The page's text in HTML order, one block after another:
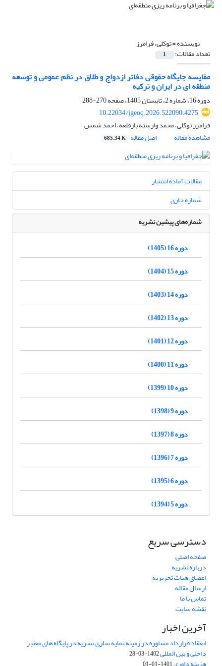
نویسنده =توکلی، فرامرز
تعداد مقالات: 1
مقایسه جایگاه حقوقی دفاتر ازدواج و طلاق در نظم عمومی و توسعه
منطقه ای در ایران و ترکیه
دوره 16، شماره 2، تابستان 1405، صفحه
270-288
10.22034/jgeoq.2026.522090.4275
فرامرز توکلی، محمد وارسته بازقلعه، احمد شمس
مشاهده مقاله
اصل مقاله 685.34 K
مقالات آماده انتشار
شماره جاری
شماره‌های پیشین نشریه
دوره 16 (1405)
دوره 15 (1404)
دوره 14 (1403)
دوره 13 (1402)
دوره 12 (1401)
دوره 11 (1400)
دوره 10 (1399)
دوره 9 (1398)
دوره 8 (1397)
دوره 7 (1396)
دوره 6 (1395)
دوره 5 (1394)
دسترسی سریع
صفحه اصلی
درباره نشریه
اعضای هیات تحریریه
ارسال مقاله
تماس با ما
نقشه سایت
آخرین اخبار
انعقاد قرارداد مشاوره در زمینه نمایه سازی نشریه در پایگاه های معتبر
داخلی و بین المللی1402-03-28